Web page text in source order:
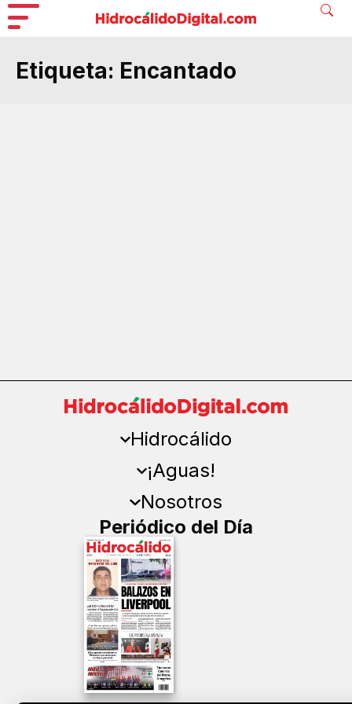
Etiqueta: Encantado
Hidrocálido
¡Aguas!
Nosotros
Periódico del Día